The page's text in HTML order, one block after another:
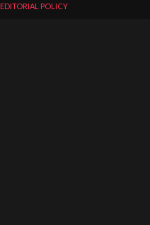
EDITORIAL POLICY